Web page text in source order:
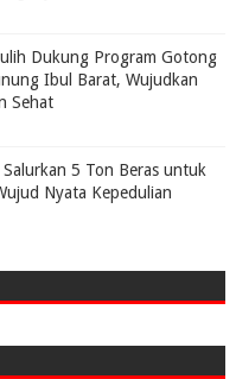
Dukung Program Gotong
Ibul Barat, Wujudkan
Sehat
5 Ton Beras untuk
Nyata Kepedulian